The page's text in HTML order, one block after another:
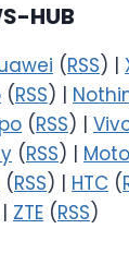
HUB
(RSS) |
(RSS) |
(RSS) |
(RSS) |
(RSS) | HTC (
ZTE (RSS)